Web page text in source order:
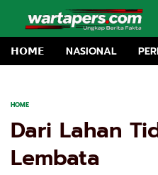
𝗛𝗢𝗠𝗘
NASIONAL
HOME
Dari Lahan
Lembata